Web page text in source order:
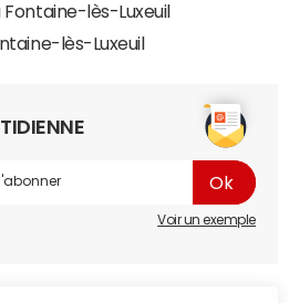
lès-Luxeuil
lès-Luxeuil
Voir un exemple